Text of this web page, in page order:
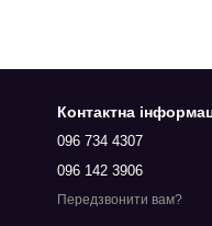
Контактна
096 734 4307
096 142 3906
Передзвонити вам?